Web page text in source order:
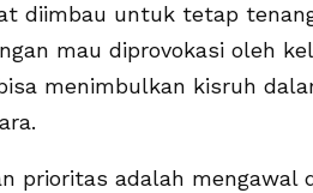
diimbau untuk tetap
mau diprovokasi oleh
menimbulkan kisruh
prioritas adalah mengawal